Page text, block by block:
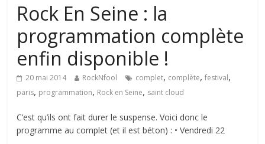
Rock En Seine : la
programmation complète
enfin disponible !
20 mai 2014 RockNfool complet, complète,festival,
paris, programmation, Rock en Seine, saint cloud
C’est qu’ils ont fait durer le suspense. Voici donc le
programme au complet (et il est béton) : • Vendredi 22